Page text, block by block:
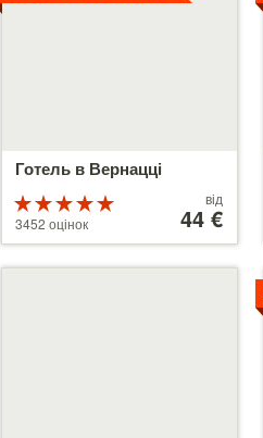
Готель в Вернацці
5 з 5
3452 оцінок
від
44 €
Детальніше